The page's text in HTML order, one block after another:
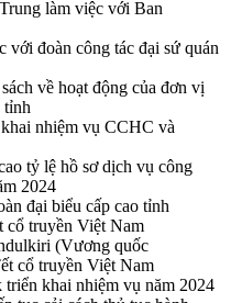
làm việc với Ban
đoàn công tác đại sứ quán
về hoạt động của đơn vị
tỉnh
nhiệm vụ CCHC và
tỷ lệ hồ sơ dịch vụ công
2024
đại biểu cấp cao tỉnh
cổ truyền Việt Nam
(Vương quốc
cổ truyền Việt Nam
khai nhiệm vụ năm 2024